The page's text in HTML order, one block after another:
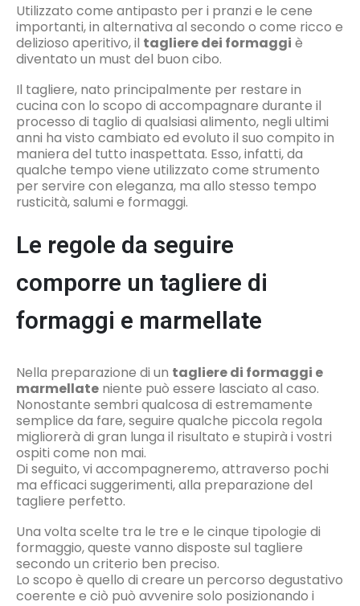
Utilizzato come antipasto per i pranzi e le cene
importanti, in alternativa al secondo o come ricco e
delizioso aperitivo, il tagliere dei formaggi è
diventato un must del buon cibo.
Il tagliere, nato principalmente per restare in
cucina con lo scopo di accompagnare durante il
processo di taglio di qualsiasi alimento, negli ultimi
anni ha visto cambiato ed evoluto il suo compito in
maniera del tutto inaspettata. Esso, infatti, da
qualche tempo viene utilizzato come strumento
per servire con eleganza, ma allo stesso tempo
rusticità, salumi e formaggi.
Le regole da seguire
comporre un tagliere di
formaggi e marmellate
Nella preparazione di un tagliere di formaggi e
marmellate niente può essere lasciato al caso.
Nonostante sembri qualcosa di estremamente
semplice da fare, seguire qualche piccola regola
migliorerà di gran lunga il risultato e stupirà i vostri
ospiti come non mai.
Di seguito, vi accompagneremo, attraverso pochi
ma efficaci suggerimenti, alla preparazione del
tagliere perfetto.
Una volta scelte tra le tre e le cinque tipologie di
formaggio, queste vanno disposte sul tagliere
secondo un criterio ben preciso.
Lo scopo è quello di creare un percorso degustativo
coerente e ciò può avvenire solo posizionando i